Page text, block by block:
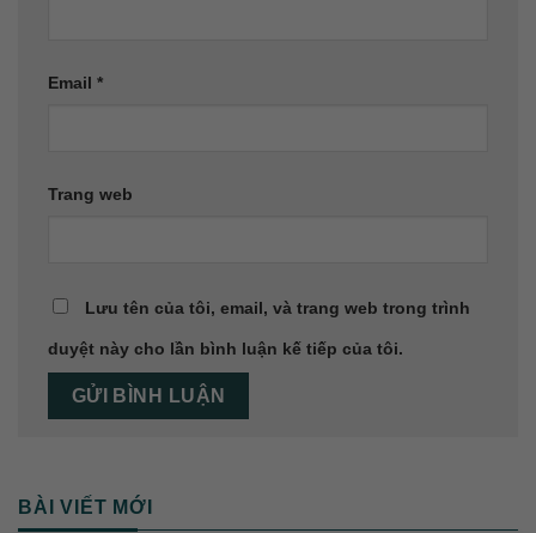
Email *
Trang web
Lưu tên của tôi, email, và trang web trong trình
duyệt này cho lần bình luận kế tiếp của tôi.
BÀI VIẾT MỚI